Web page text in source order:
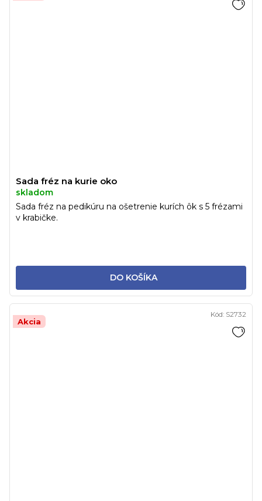
Sada fréz na kurie oko
skladom
DO KOŠÍKA
Sada fréz na pedikúru na ošetrenie kurích ôk s 5 frézami
v krabičke.
Akcia
Kód: S2732